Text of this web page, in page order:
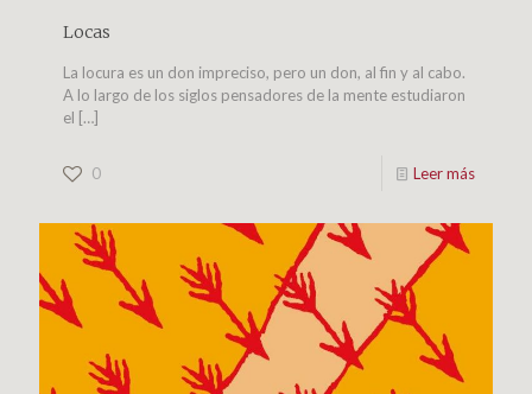
Locas
La locura es un don impreciso, pero un don, al fin y al cabo.
A lo largo de los siglos pensadores de la mente estudiaron
el […]
0 Leer más